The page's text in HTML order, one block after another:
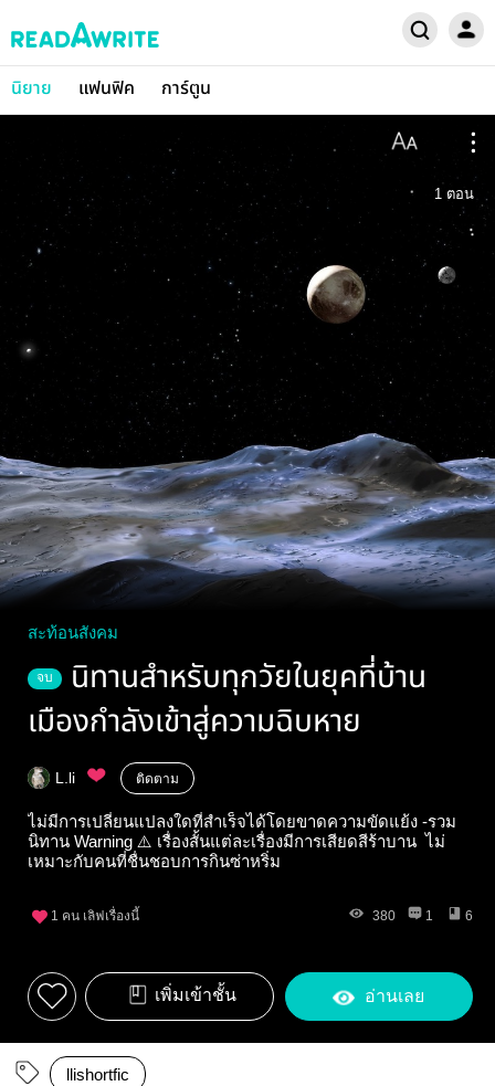
นิยาย แฟนฟิค การ์ตูน
1 ตอน
สะท้อนสังคม
จบ
นิทานสำหรับทุกวัยในยุคที่บ้าน
เมืองกำลังเข้าสู่ความฉิบหาย
L.li ติดตาม
ไม่มีการเปลี่ยนแปลงใดที่สำเร็จได้โดยขาดความขัดแย้ง -รวม
นิทาน Warning ⚠️ เรื่องสั้นแต่ละเรื่องมีการเสียดสีร้าบาน ไม่
เหมาะกับคนที่ชื่นชอบการกินซ่าหริ่ม
1 คน เลิฟเรื่องนี้ 380 1 6
เพิ่มเข้าชั้น อ่านเลย
llishortfic